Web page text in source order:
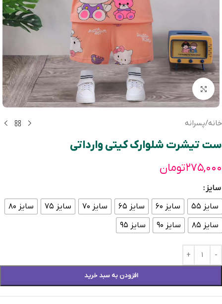
بزرگنمایی تصویر
خانه/پسرانه
ست تیشرت شلوارک کیتی وارداتی
۲۷۵,۰۰۰تومان
سایز
سایز ۵۵
سایز ۶۰ سایز ۶۵ سایز ۷۰ سایز ۷۵
سایز ۸۰
سایز ۸۵
سایز ۹۰ سایز ۹۵
افزودن به سبد خرید